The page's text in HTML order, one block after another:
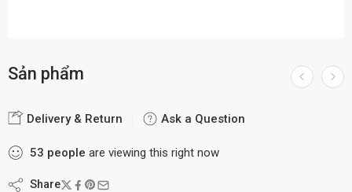
Sản phẩm
Delivery & Return Ask a Question
53 people are viewing this right now
Share